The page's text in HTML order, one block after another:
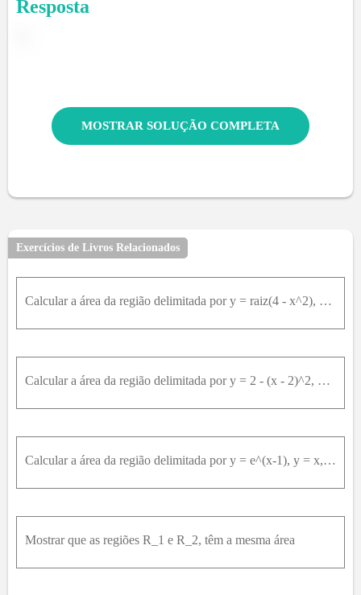
Resposta
MOSTRAR SOLUÇÃO COMPLETA
Exercícios de Livros Relacionados
Calcular a área da região delimitada por y = raiz(4 - x^2), y = x, y = 2x
Calcular a área da região delimitada por y = 2 - (x - 2)^2, y = x^2 / 4
Calcular a área da região delimitada por y = e^(x-1), y = x, x = 0
Mostrar que as regiões R_1 e R_2, têm a mesma área